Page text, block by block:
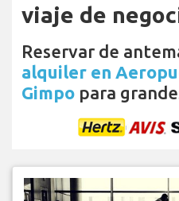
viaje de
Reservar de
alquiler en
Gimpo para